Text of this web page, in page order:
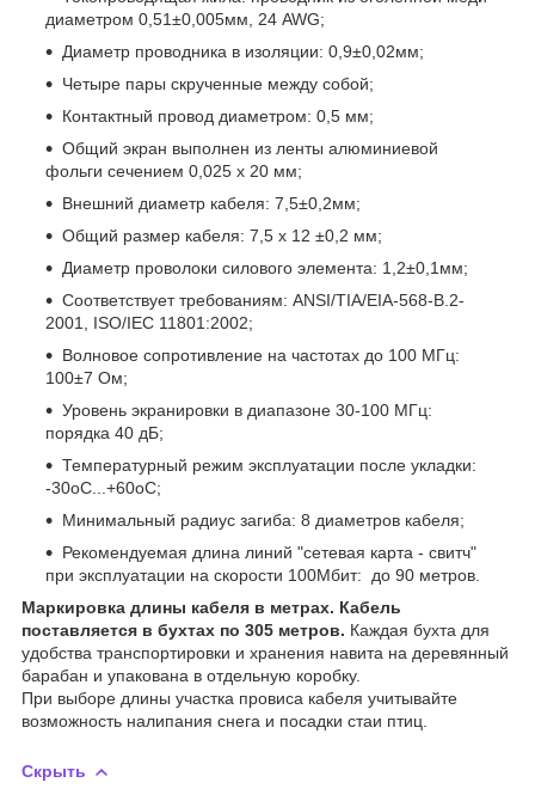
диаметром 0,51±0,005мм, 24 AWG;
Диаметр проводника в изоляции: 0,9±0,02мм;
Четыре пары скрученные между собой;
Контактный провод диаметром: 0,5 мм;
Общий экран выполнен из ленты алюминиевой
фольги сечением 0,025 х 20 мм;
Внешний диаметр кабеля: 7,5±0,2мм;
Общий размер кабеля: 7,5 х 12 ±0,2 мм;
Диаметр проволоки силового элемента: 1,2±0,1мм;
Соответствует требованиям: ANSI/TIA/EIA-568-B.2-
2001, ISO/IEC 11801:2002;
Волновое сопротивление на частотах до 100 МГц:
100±7 Ом;
Уровень экранировки в диапазоне 30-100 МГц:
порядка 40 дБ;
Температурный режим эксплуатации после укладки:
-30оС...+60оС;
Минимальный радиус загиба: 8 диаметров кабеля;
Рекомендуемая длина линий "сетевая карта - свитч"
при эксплуатации на скорости 100Мбит: до 90 метров.
Маркировка длины кабеля в метрах. Кабель
поставляется в бухтах по 305 метров. Каждая бухта для
удобства транспортировки и хранения навита на деревянный
барабан и упакована в отдельную коробку.
При выборе длины участка провиса кабеля учитывайте
возможность налипания снега и посадки стаи птиц.
Скрыть